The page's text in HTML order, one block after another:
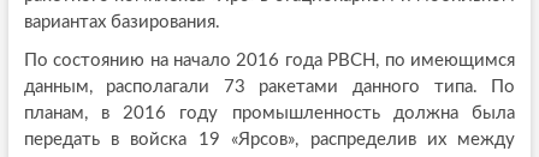
вариантах базирования.
По состоянию на начало 2016 года РВСН, по имеющимся
данным, располагали 73 ракетами данного типа. По
планам, в 2016 году промышленность должна была
передать в войска 19 «Ярсов», распределив их между